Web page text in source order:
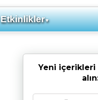
Etkinlikler▼
Yeni içerikleri